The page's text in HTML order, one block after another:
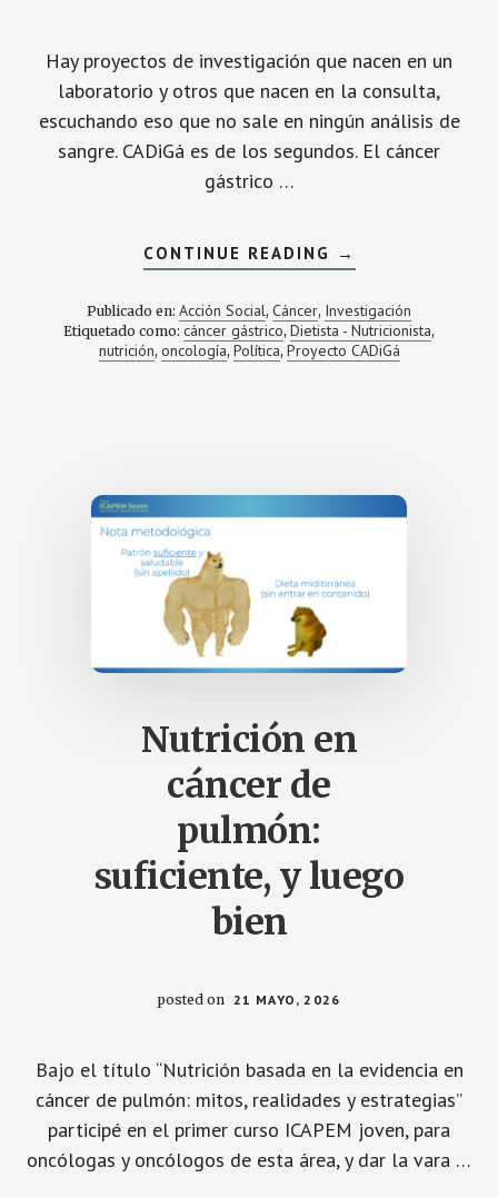
Hay proyectos de investigación que nacen en un
laboratorio y otros que nacen en la consulta,
escuchando eso que no sale en ningún análisis de
sangre. CADiGá es de los segundos. El cáncer
gástrico …
CONTINUE READING ACERCA
DE
EXPERIENCIA
DURANTE
EL
CÁNCER
GÁSTRICO
→
Publicado en: Acción Social, Cáncer, Investigación
Etiquetado como: cáncer gástrico, Dietista - Nutricionista,
nutrición, oncología, Política, Proyecto CADiGá
Nutrición en
cáncer de
pulmón:
suficiente, y luego
bien
posted on 21 MAYO, 2026
Bajo el título “Nutrición basada en la evidencia en
cáncer de pulmón: mitos, realidades y estrategias”
participé en el primer curso ICAPEM joven, para
oncólogas y oncólogos de esta área, y dar la vara …